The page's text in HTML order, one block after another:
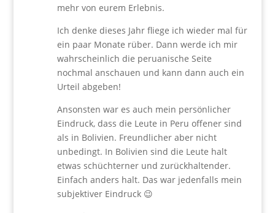
mehr von eurem Erlebnis.
Ich denke dieses Jahr fliege ich wieder mal für
ein paar Monate rüber. Dann werde ich mir
wahrscheinlich die peruanische Seite
nochmal anschauen und kann dann auch ein
Urteil abgeben!
Ansonsten war es auch mein persönlicher
Eindruck, dass die Leute in Peru offener sind
als in Bolivien. Freundlicher aber nicht
unbedingt. In Bolivien sind die Leute halt
etwas schüchterner und zurückhaltender.
Einfach anders halt. Das war jedenfalls mein
subjektiver Eindruck 😉